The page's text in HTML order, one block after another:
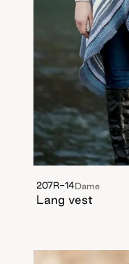
207R-14Dame
Lang vest